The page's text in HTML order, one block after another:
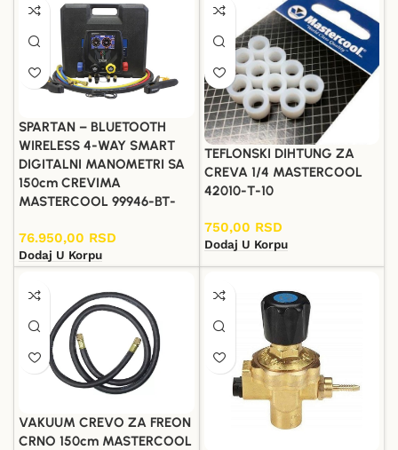
SPARTAN – BLUETOOTH
WIRELESS 4-WAY SMART
DIGITALNI MANOMETRI SA
150cm CREVIMA
MASTERCOOL 99946-BT-
76.950,00 RSD
Dodaj U Korpu
TEFLONSKI DIHTUNG ZA
CREVA 1/4 MASTERCOOL
42010-T-10
750,00 RSD
Dodaj U Korpu
VAKUUM CREVO ZA FREON
CRNO 150cm MASTERCOOL